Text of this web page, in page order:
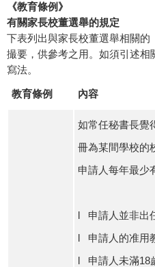
《教育條例》
有關家長校董選舉的規定
下表列出與家長校董選舉相關的
撮要，供參考之用。如須引述
寫法。
教育條例 內容
如常任秘書長覺
冊為某間學校的
申請人每年最少
l 申請人並非出
l 申請人的准用
l 申請人未滿18